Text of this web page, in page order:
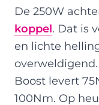
De 250W
koppel. Dat is
en lichte
Boost levert
100Nm. Op